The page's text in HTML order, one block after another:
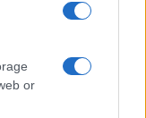
or
λαχνούς σας
δικαιούστε το
Οι υπόλοιποι